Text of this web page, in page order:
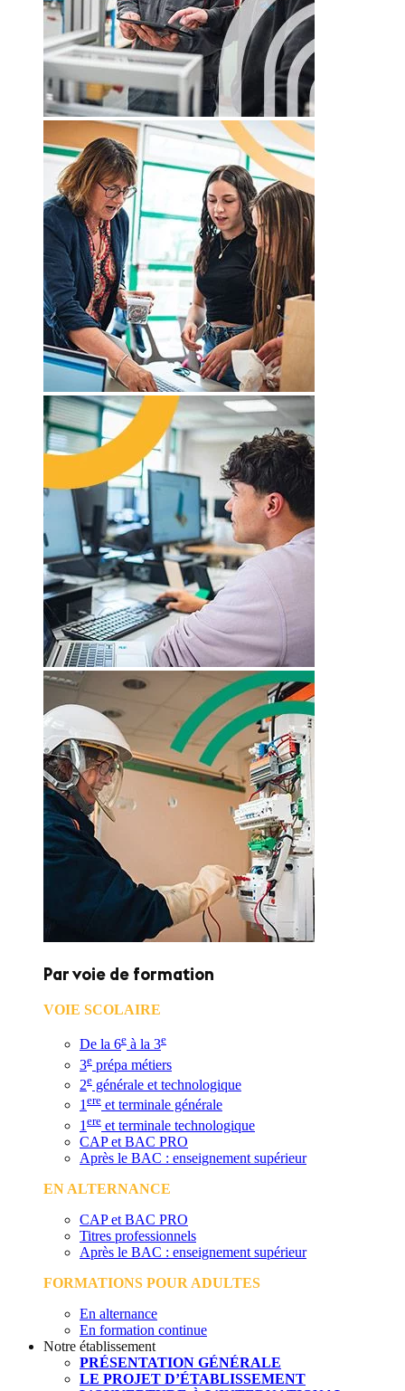
Par voie de formation
VOIE SCOLAIRE
De la 6e à la 3e
3e prépa métiers
2e générale et technologique
1 ere et terminale générale
1 ere et terminale technologique
CAP et BAC PRO
Après le BAC : enseignement supérieur
EN ALTERNANCE
CAP et BAC PRO
Titres professionnels
Après le BAC : enseignement supérieur
FORMATIONS POUR ADULTES
En alternance
En formation continue
Notre établissement
PRÉSENTATION GÉNÉRALE
LE PROJET D’ÉTABLISSEMENT